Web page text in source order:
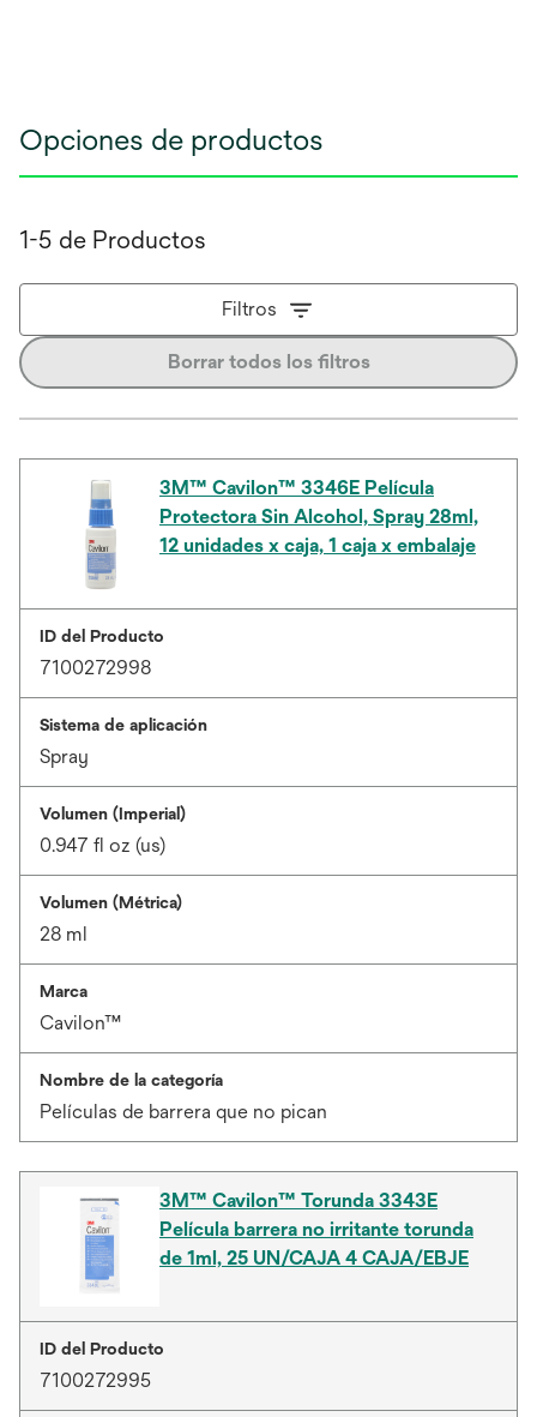
Opciones de productos
1-5 de Productos
Filtros
Borrar todos los filtros
3M™ Cavilon™ 3346E Película
Protectora Sin Alcohol, Spray 28ml,
12 unidades x caja, 1 caja x embalaje
ID del Producto
7100272998
Sistema de aplicación
Spray
Volumen (Imperial)
0.947 fl oz (us)
Volumen (Métrica)
28 ml
Marca
Cavilon™
Nombre de la categoría
Películas de barrera que no pican
3M™ Cavilon™ Torunda 3343E
Película barrera no irritante torunda
de 1ml, 25 UN/CAJA 4 CAJA/EBJE
ID del Producto
7100272995